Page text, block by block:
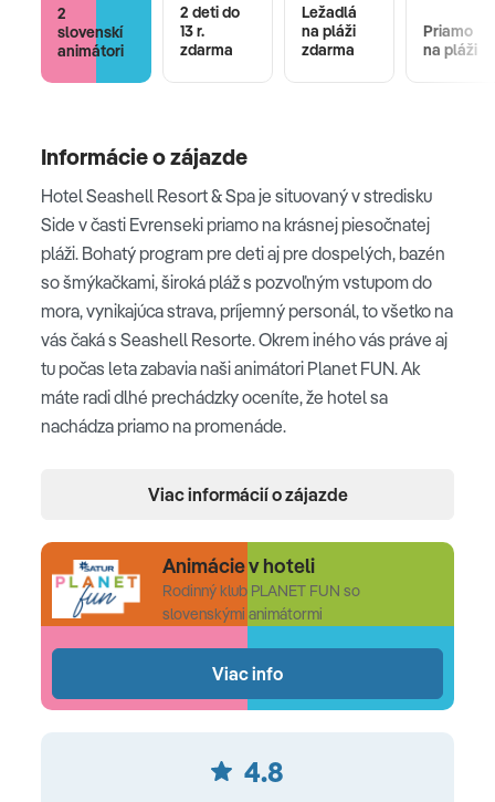
2
slovenskí
animátori
2 deti do
13 r.
zdarma
Ležadlá
na pláži
zdarma
Priamo
na pláži
Informácie o zájazde
Hotel Seashell Resort & Spa je situovaný v stredisku
Side v časti Evrenseki priamo na krásnej piesočnatej
pláži. Bohatý program pre deti aj pre dospelých, bazén
so šmýkačkami, široká pláž s pozvoľným vstupom do
mora, vynikajúca strava, príjemný personál, to všetko na
vás čaká s Seashell Resorte. Okrem iného vás práve aj
tu počas leta zabavia naši animátori Planet FUN. Ak
máte radi dlhé prechádzky oceníte, že hotel sa
nachádza priamo na promenáde.
vzdialený približne 55 km • historické centrum mesta
Side cca 8 km • mesto Manavgat približne 12 km •
nákupné možnosti priamo v hoteli a okolí
široká piesočnatá pláž, dlhá 55 m • pozvoľný vstup do
osušky zdarma • plážový bar
Viac informácií o zájazde
Animácie v hoteli
Rodinný klub PLANET FUN so
slovenskými animátormi
Viac info
4.8